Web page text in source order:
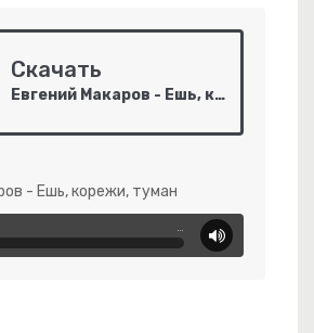
Скачать
Евгений Макаров - Ешь, корежи, туман
- Ешь, корежи, туман
…